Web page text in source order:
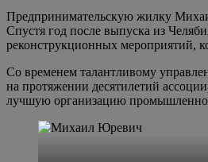
Предпринимательскую жилку
Спустя год после выпуска из
реконструкционных мероприятий,
Со временем талантливому
на протяжении десятилетий
лучшую организацию